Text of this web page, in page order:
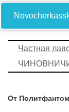
Частная
От